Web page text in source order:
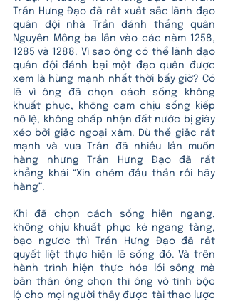
Trần Hưng Đạo đã rất xuất sắc lãnh đạo
quân đội nhà Trần đánh thắng quân
Nguyên Mông ba lần vào các năm 1258,
1285 và 1288. Vì sao ông có thể lãnh đạo
quân đội đánh bại một đạo quân được
xem là hùng mạnh nhất thời bấy giờ? Có
lẽ vì ông đã chọn cách sống không
khuất phục, không cam chịu sống kiếp
nô lệ, không chấp nhận đất nước bị giày
xéo bởi giặc ngoại xâm. Dù thế giặc rất
mạnh và vua Trần đã nhiều lần muốn
hàng nhưng Trần Hưng Đạo đã rất
khẳng khái “Xin chém đầu thần rồi hãy
hàng”.
Khi đã chọn cách sống hiên ngang,
không chịu khuất phục kẻ ngang tàng,
bạo ngược thì Trần Hưng Đạo đã rất
quyết liệt thực hiện lẽ sống đó. Và trên
hành trình hiện thực hóa lối sống mà
bản thân ông chọn thì ông vô tình bộc
lộ cho mọi người thấy được tài thao lược